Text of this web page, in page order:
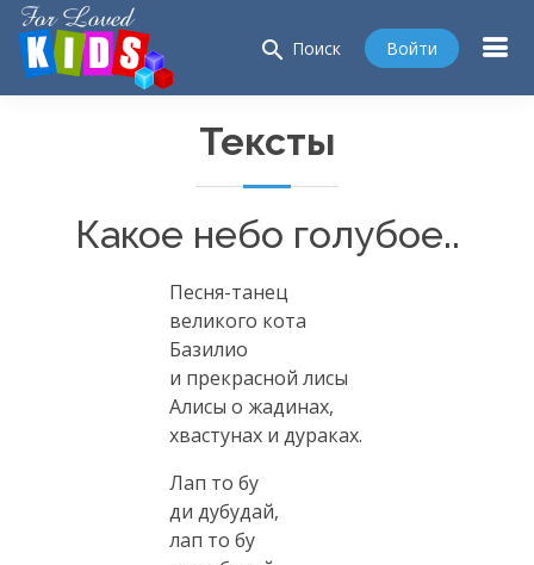
search Поиск Войти
Тексты
Какое небо голубое..
Песня-танец
великого кота
Базилио
и прекрасной лисы
Алисы о жадинах,
хвастунах и дураках.
Лап то бу
ди дубудай,
лап то бу